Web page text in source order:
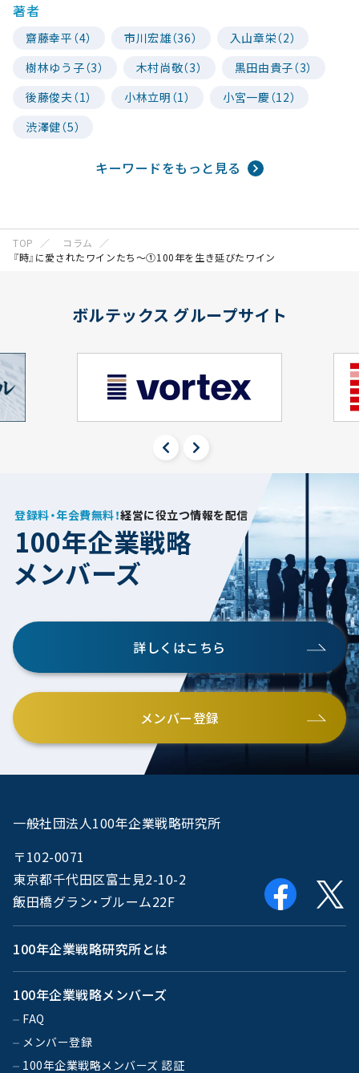
著者
齋藤幸平（4） 市川宏雄（36）
入山章栄（2）
樹林ゆう子（3）
木村尚敬（3）
黒田由貴子（3）
後藤俊夫（1）
小林立明（1）
小宮一慶（12）
渋澤健（5）
キーワードをもっと見る
TOP
コラム
『時』に愛されたワインたち～①100年を生き延びたワイン
ボルテックス グループサイト
登録料・年会費無料！経営に役立つ情報を配信
100年企業戦略
メンバーズ
詳しくはこちら
メンバー登録
一般社団法人100年企業戦略研究所
〒102-0071
東京都千代田区富士見2-10-2
飯田橋グラン・ブルーム22F
100年企業戦略研究所とは
100年企業戦略メンバーズ
FAQ
メンバー登録
100年企業戦略メンバーズ 認証